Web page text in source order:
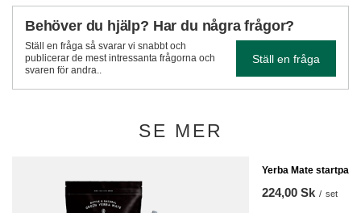
Behöver du hjälp? Har du några frågor?
Ställ en fråga så svarar vi snabbt och
publicerar de mest intressanta frågorna och
svaren för andra..
Ställ en fråga
SE MER
Yerba Mate
224,00 Sk / set